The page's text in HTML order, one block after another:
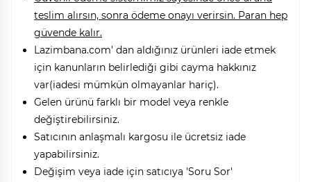
teslim alırsın, sonra ödeme onayı verirsin. Paran hep
güvende kalır.
Lazimbana.com' dan aldığınız ürünleri iade etmek
için kanunların belirlediği gibi cayma hakkınız
var(iadesi mümkün olmayanlar hariç).
Gelen ürünü farklı bir model veya renkle
değiştirebilirsiniz.
Satıcının anlaşmalı kargosu ile ücretsiz iade
yapabilirsiniz.
Değişim veya iade için satıcıya 'Soru Sor'